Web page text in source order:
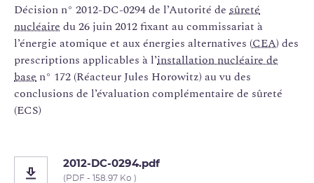
Décision n° 2012-DC-0294 de l’Autorité de sûreté
nucléaire du 26 juin 2012 fixant au commissariat à
l’énergie atomique et aux énergies alternatives (CEA) des
prescriptions applicables à l’installation nucléaire de
base n° 172 (Réacteur Jules Horowitz) au vu des
conclusions de l’évaluation complémentaire de sûreté
(ECS)
2012-DC-0294.pdf
(PDF - 158.97 Ko )